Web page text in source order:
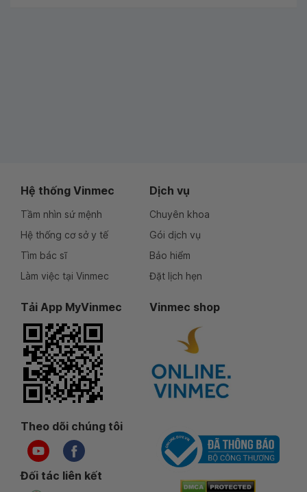
Hệ thống Vinmec
Tầm nhìn sứ mệnh
Hệ thống cơ sở y tế
Tìm bác sĩ
Làm việc tại Vinmec
Dịch vụ
Chuyên khoa
Gói dịch vụ
Bảo hiểm
Đặt lịch hẹn
Tải App MyVinmec Vinmec shop
Theo dõi chúng tôi
Đối tác liên kết